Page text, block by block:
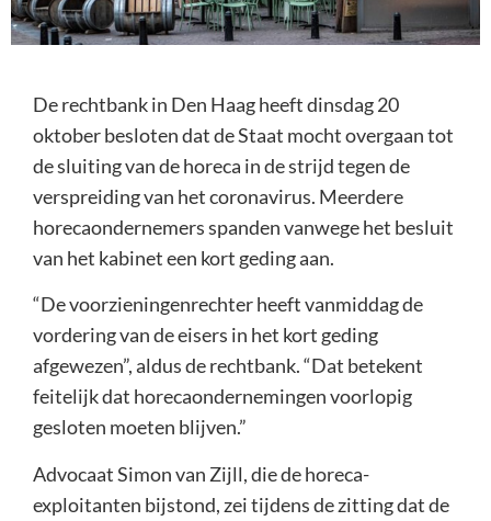
De rechtbank in Den Haag heeft dinsdag 20
oktober besloten dat de Staat mocht overgaan tot
de sluiting van de horeca in de strijd tegen de
verspreiding van het coronavirus. Meerdere
horecaondernemers spanden vanwege het besluit
van het kabinet een kort geding aan.
“De voorzieningenrechter heeft vanmiddag de
vordering van de eisers in het kort geding
afgewezen”, aldus de rechtbank. “Dat betekent
feitelijk dat horecaondernemingen voorlopig
gesloten moeten blijven.”
Advocaat Simon van Zijll, die de horeca-
exploitanten bijstond, zei tijdens de zitting dat de